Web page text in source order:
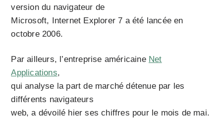
version du navigateur de
Microsoft, Internet Explorer 7 a été lancée en
octobre 2006.
Par ailleurs, l’entreprise américaine Net
Applications,
qui analyse la part de marché détenue par les
différents navigateurs
web, a dévoilé hier ses chiffres pour le mois de mai.